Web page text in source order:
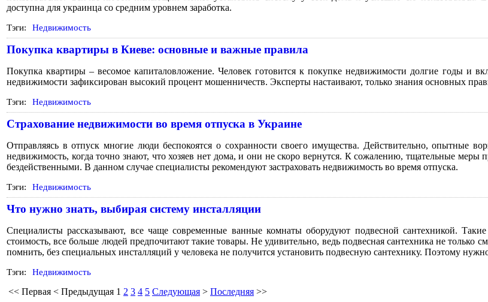
доступна для украинца со средним уровнем заработка.
Тэги: Недвижимость
Покупка квартиры в Киеве: основные и важные правила
Покупка квартиры – весомое капиталовложение. Человек готовится к покупке недвижимости долгие годы и
недвижимости зафиксирован высокий процент мошенничеств. Эксперты настаивают, только знания основных
Тэги: Недвижимость
Страхование недвижимости во время отпуска в Украине
Отправляясь в отпуск многие люди беспокоятся о сохранности своего имущества. Действительно, опытные
недвижимость, когда точно знают, что хозяев нет дома, и они не скоро вернутся. К сожалению, тщательные меры
бездейственными. В данном случае специалисты рекомендуют застраховать недвижимость во время отпуска.
Тэги: Недвижимость
Что нужно знать, выбирая систему инсталляции
Специалисты рассказывают, все чаще современные ванные комнаты оборудуют подвесной сантехникой.
стоимость, все больше людей предпочитают такие товары. Не удивительно, ведь подвесная сантехника не
помнить, без специальных инсталляций у человека не получится установить подвесную сантехнику. Поэтому
Тэги: Недвижимость
<< Первая < Предыдущая 1 2 3 4 5 Следующая > Последняя >>